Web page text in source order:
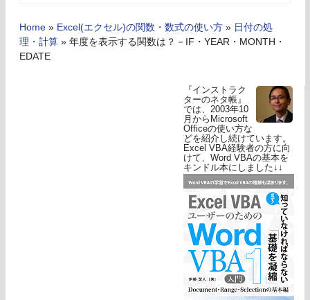
Home » Excel(エクセル)の関数・数式の使い方 » 日付の処
理・計算 » 年度を表示する関数は？－IF・YEAR・MONTH・
EDATE
『インストラク
ターのネタ帳』
では、2003年10
月からMicrosoft
Officeの使い方な
どを紹介し続けています。
Excel VBA経験者の方に向
けて、Word VBAの基本を
キンドル本にしました↓↓